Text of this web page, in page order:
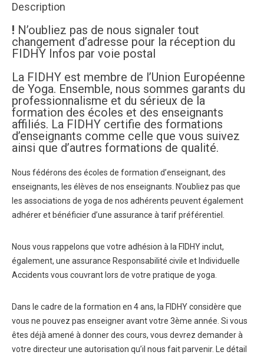
1ère
et
2ème
année
-
2025/2026
Description
! N’oubliez pas de nous signaler tout
changement d’adresse pour la réception du
FIDHY Infos par voie postal
La FIDHY est membre de l’Union Européenne
de Yoga. Ensemble, nous sommes garants du
professionnalisme et du sérieux de la
formation des écoles et des enseignants
affiliés. La FIDHY certifie des formations
d’enseignants comme celle que vous suivez
ainsi que d’autres formations de qualité.
Nous fédérons des écoles de formation d’enseignant, des
enseignants, les élèves de nos enseignants. N’oubliez pas que
les associations de yoga de nos adhérents peuvent également
adhérer et bénéficier d’une assurance à tarif préférentiel.
Nous vous rappelons que votre adhésion à la FIDHY inclut,
également, une assurance Responsabilité civile et Individuelle
Accidents vous couvrant lors de votre pratique de yoga.
Dans le cadre de la formation en 4 ans, la FIDHY considère que
vous ne pouvez pas enseigner avant votre 3ème année. Si vous
êtes déjà amené à donner des cours, vous devrez demander à
votre directeur une autorisation qu’il nous fait parvenir. Le détail